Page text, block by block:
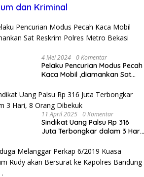
dan Kriminal
4 Mei 2024 0 Komentar
Pelaku Pencurian Modus Pecah
Kaca Mobil ,diamankan Sat
Kota
11 April 2025 0 Komentar
Sindikat Uang Palsu Rp 316
Juta Terbongkar dalam 3 Hari,